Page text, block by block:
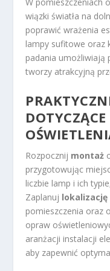
wiązki światła na
poprawić wrażenia
lampy sufitowe oraz
padania umożliwiają
tworzy atrakcyjną
Rozpocznij montaż
przygotowując
liczbie lamp i ich
Zaplanuj lokalizację
pomieszczenia oraz
opraw
aranżacji instalacji
aby zapewnić